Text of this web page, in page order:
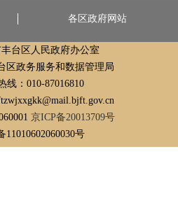
各区政府网站
台区人民政府办公室
区政务服务和数据管理局
线：010-87016810
京ICP备20013709号
11010602060030号